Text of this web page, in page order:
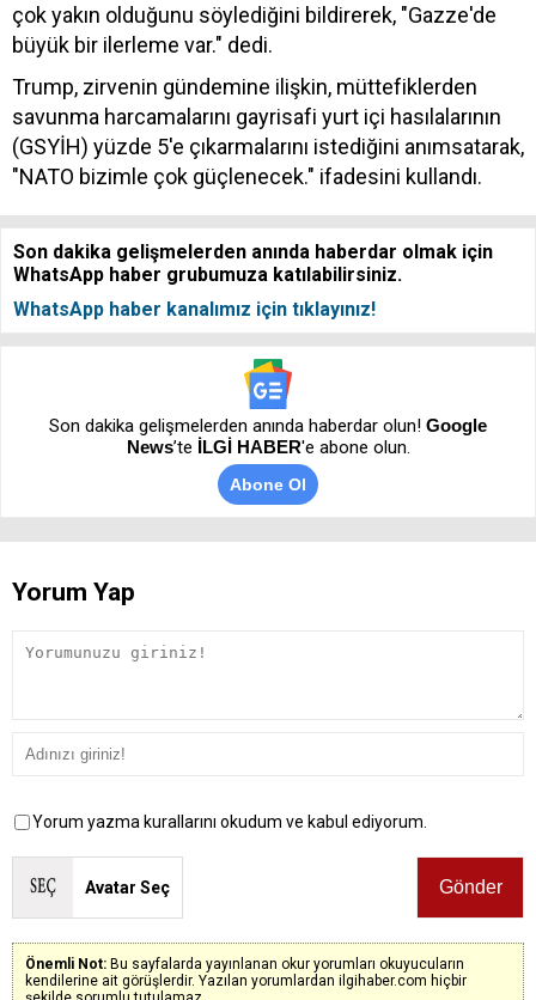
çok yakın olduğunu söylediğini bildirerek, "Gazze'de
büyük bir ilerleme var." dedi.
Trump, zirvenin gündemine ilişkin, müttefiklerden
savunma harcamalarını gayrisafi yurt içi hasılalarının
(GSYİH) yüzde 5'e çıkarmalarını istediğini anımsatarak,
"NATO bizimle çok güçlenecek." ifadesini kullandı.
Son dakika gelişmelerden anında haberdar olmak için
WhatsApp haber grubumuza katılabilirsiniz.
WhatsApp haber kanalımız için tıklayınız!
Son dakika gelişmelerden anında haberdar olun! Google
News’te İLGİ HABER'e abone olun.
Abone Ol
Yorum Yap
Yorum yazma kurallarını okudum ve kabul ediyorum.
Avatar Seç
Önemli Not: Bu sayfalarda yayınlanan okur yorumları okuyucuların
kendilerine ait görüşlerdir. Yazılan yorumlardan ilgihaber.com hiçbir